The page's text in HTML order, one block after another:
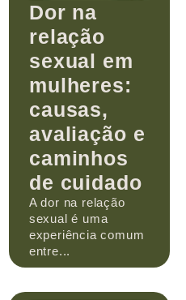
Dor na
relação
sexual em
mulheres:
causas,
avaliação e
caminhos
de cuidado
A dor na relação
sexual é uma
experiência comum
entre...